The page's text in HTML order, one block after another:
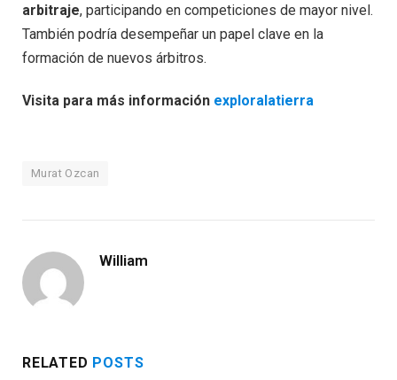
arbitraje, participando en competiciones de mayor nivel.
También podría desempeñar un papel clave en la
formación de nuevos árbitros.
Visita para más información exploralatierra
Murat Ozcan
William
RELATED POSTS